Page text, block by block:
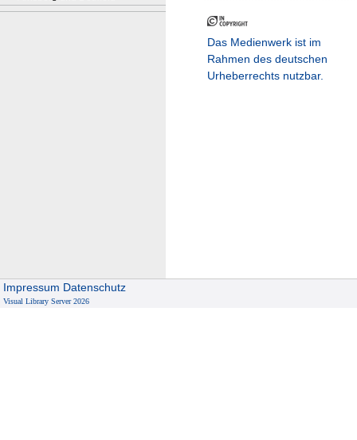
Das Medienwerk ist im
Rahmen des deutschen
Urheberrechts nutzbar.
Impressum Datenschutz
Visual Library Server 2026